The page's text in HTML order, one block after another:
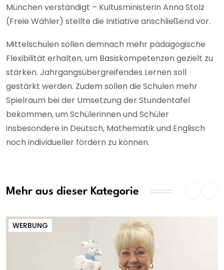
München verständigt – Kultusministerin Anna Stolz
(Freie Wähler) stellte die Initiative anschließend vor.
Mittelschulen sollen demnach mehr pädagogische
Flexibilität erhalten, um Basiskompetenzen gezielt zu
stärken. Jahrgangsübergreifendes Lernen soll
gestärkt werden. Zudem sollen die Schulen mehr
Spielraum bei der Umsetzung der Stundentafel
bekommen, um Schülerinnen und Schüler
insbesondere in Deutsch, Mathematik und Englisch
noch individueller fördern zu können.
Mehr aus dieser Kategorie
WERBUNG